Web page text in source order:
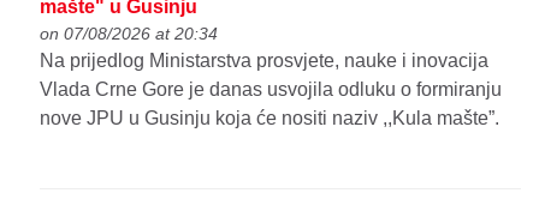
mašte" u Gusinju
on 07/08/2026 at 20:34
Na prijedlog Ministarstva prosvjete, nauke i inovacija
Vlada Crne Gore je danas usvojila odluku o formiranju
nove JPU u Gusinju koja će nositi naziv ,,Kula mašte”.